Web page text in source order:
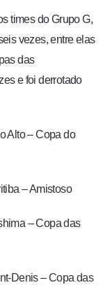
times do Grupo G,
vezes, entre elas
das
e foi derrotado
Alto – Copa do
– Amistoso
– Copa das
Denis – Copa das